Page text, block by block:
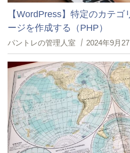
【WordPress】特定のカテ
ージを作成する（PHP）
パントレの管理人室 2024年9月